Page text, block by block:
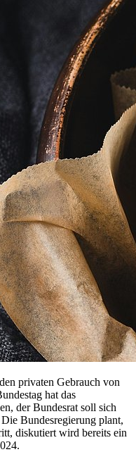
privaten Gebrauch von
hat das
der Bundesrat soll sich
Bundesregierung plant,
diskutiert wird bereits ein